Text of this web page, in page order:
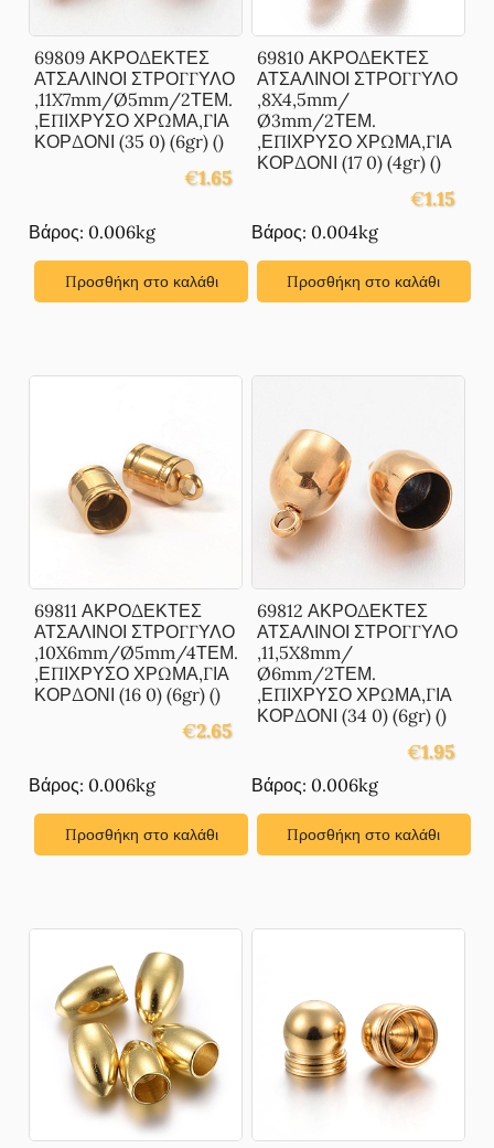
69809 ΑΚΡΟΔΕΚΤΕΣ
ΑΤΣΑΛΙΝΟΙ ΣΤΡΟΓΓΥΛΟ
,11X7mm/Ø5mm/2ΤΕΜ.
,ΕΠΙΧΡΥΣΟ ΧΡΩΜΑ,ΓΙΑ
ΚΟΡΔΟΝΙ (35 0) (6gr) ()
€1.65
Βάρος: 0.006kg
Προσθήκη στο καλάθι
69810 ΑΚΡΟΔΕΚΤΕΣ
ΑΤΣΑΛΙΝΟΙ ΣΤΡΟΓΓΥΛΟ
,8X4,5mm/
Ø3mm/2ΤΕΜ.
,ΕΠΙΧΡΥΣΟ ΧΡΩΜΑ,ΓΙΑ
ΚΟΡΔΟΝΙ (17 0) (4gr) ()
€1.15
Βάρος: 0.004kg
Προσθήκη στο καλάθι
69811 ΑΚΡΟΔΕΚΤΕΣ
ΑΤΣΑΛΙΝΟΙ ΣΤΡΟΓΓΥΛΟ
,10X6mm/Ø5mm/4ΤΕΜ.
,ΕΠΙΧΡΥΣΟ ΧΡΩΜΑ,ΓΙΑ
ΚΟΡΔΟΝΙ (16 0) (6gr) ()
€2.65
Βάρος: 0.006kg
Προσθήκη στο καλάθι
69812 ΑΚΡΟΔΕΚΤΕΣ
ΑΤΣΑΛΙΝΟΙ ΣΤΡΟΓΓΥΛΟ
,11,5X8mm/
Ø6mm/2ΤΕΜ.
,ΕΠΙΧΡΥΣΟ ΧΡΩΜΑ,ΓΙΑ
ΚΟΡΔΟΝΙ (34 0) (6gr) ()
€1.95
Βάρος: 0.006kg
Προσθήκη στο καλάθι